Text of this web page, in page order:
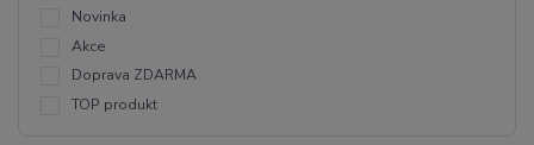
Novinka
Akce
Doprava ZDARMA
TOP produkt